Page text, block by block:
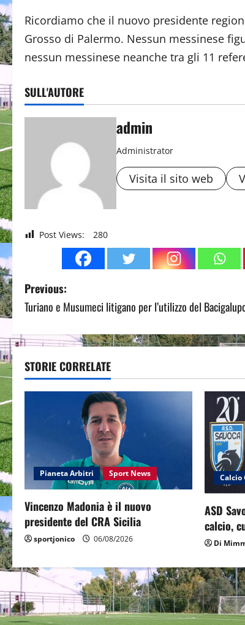
Ricordiamo che il nuovo presidente
Grosso di Palermo. Nessun messinese
nessun messinese neanche tra gli 11
SULL'AUTORE
admin
Administrator
Visita il sito web
Post Views: 280
P
o
s
t
n
v
i
g
a
t
i
o
Previous:
Turiano e Musumeci litigano per l’utilizzo del
STORIE CORRELATE
Pianeta Arbitri Sport News
Vincenzo Madonia è il nuovo
presidente del CRA Sicilia
sportjonico 06/08/2026
Calcio
ASD
calcio,
Di